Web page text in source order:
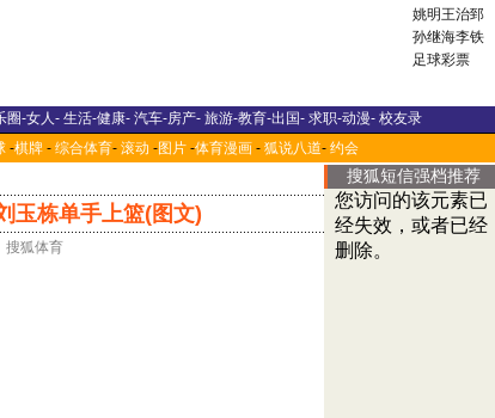
姚明王治郅
孙继海李铁
足球彩票
圈-女人- 生活-健康- 汽车-房产- 旅游-教育-出国- 求职-动漫- 校友录
-棋牌 - 综合体育- 滚动 -图片 -体育漫画 - 狐说八道- 约会
玉栋单手上篮(图文)
狐体育
搜狐短信强档推荐